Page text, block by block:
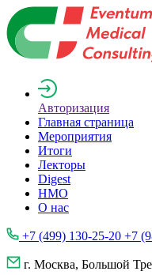
Авторизация
Главная страница
Мероприятия
Итоги
Лекторы
Digest
НМО
О нас
+7 (499) 130-25-20 +7
г. Москва, Большой